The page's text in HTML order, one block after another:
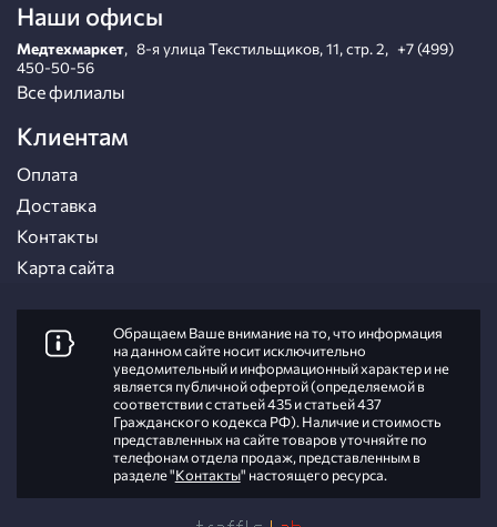
Наши офисы
Медтехмаркет, 8-я улица Текстильщиков, 11, стр. 2, +7 (499)
450-50-56
Все филиалы
Клиентам
Оплата
Доставка
Контакты
Карта сайта
Обращаем Ваше внимание на то, что информация
на данном сайте носит исключительно
уведомительный и информационный характер и не
является публичной офертой (определяемой в
соответствии с статьей 435 и статьей 437
Гражданского кодекса РФ). Наличие и стоимость
представленных на сайте товаров уточняйте по
телефонам отдела продаж, представленным в
разделе "Контакты" настоящего ресурса.